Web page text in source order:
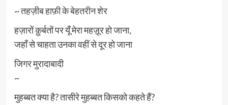
~तहज़ीब हाफ़ी के बेहतरीन शेर
हज़ारों क़ुर्बतों पर यूँ मेरा महज़ूर हो जाना,
जहाँ से चाहता उनका वहीं से दूर हो जाना
जिगर मुरादाबादी
~
मुहब्बत क्या है? तासीरे मुहब्बत किसको कहते हैं?